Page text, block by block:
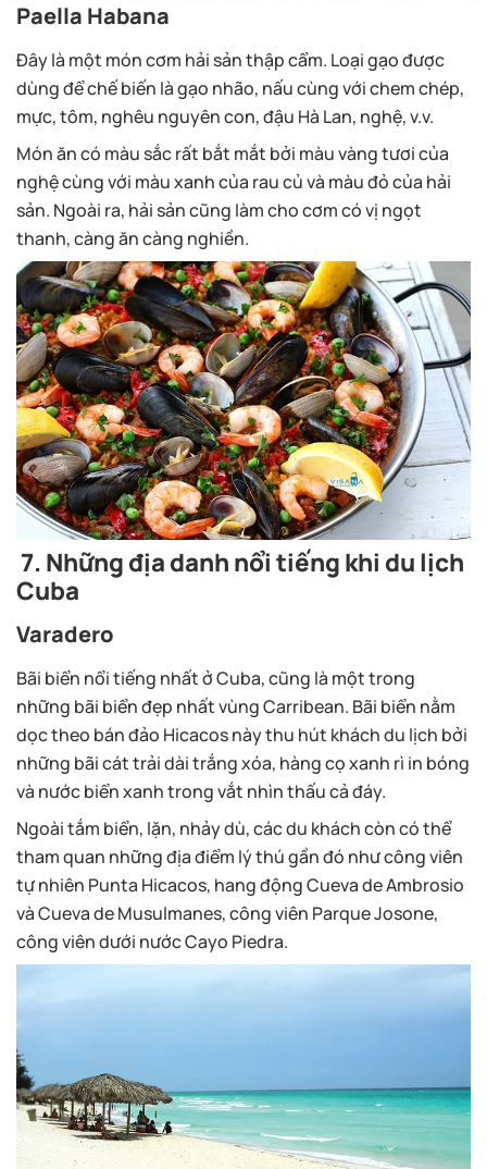
Paella Habana
Đây là một món cơm hải sản thập cẩm. Loại gạo được
dùng để chế biến là gạo nhão, nấu cùng với chem chép,
mực, tôm, nghêu nguyên con, đậu Hà Lan, nghệ, v.v.
Món ăn có màu sắc rất bắt mắt bởi màu vàng tươi của
nghệ cùng với màu xanh của rau củ và màu đỏ của hải
sản. Ngoài ra, hải sản cũng làm cho cơm có vị ngọt
thanh, càng ăn càng nghiền.
7. Những địa danh nổi tiếng khi du lịch
Cuba
Varadero
Bãi biển nổi tiếng nhất ở Cuba, cũng là một trong
những bãi biển đẹp nhất vùng Carribean. Bãi biển nằm
dọc theo bán đảo Hicacos này thu hút khách du lịch bởi
những bãi cát trải dài trắng xóa, hàng cọ xanh rì in bóng
và nước biển xanh trong vắt nhìn thấu cả đáy.
Ngoài tắm biển, lặn, nhảy dù, các du khách còn có thể
tham quan những địa điểm lý thú gần đó như công viên
tự nhiên Punta Hicacos, hang động Cueva de Ambrosio
và Cueva de Musulmanes, công viên Parque Josone,
công viên dưới nước Cayo Piedra.